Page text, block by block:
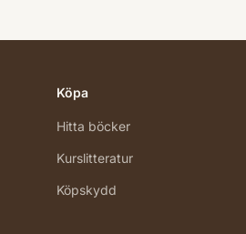
Köpa
Hitta böcker
Kurslitteratur
Köpskydd